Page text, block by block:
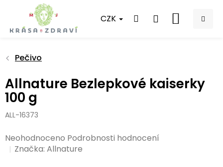
obsah
CZK
NÁKUPNÍ
Pečivo
Allnature Bezlepkové kaiserky
100 g
ALL-16373
Průměrné
hodnocení
Neohodnoceno Podrobnosti hodnocení
Značka:Allnature